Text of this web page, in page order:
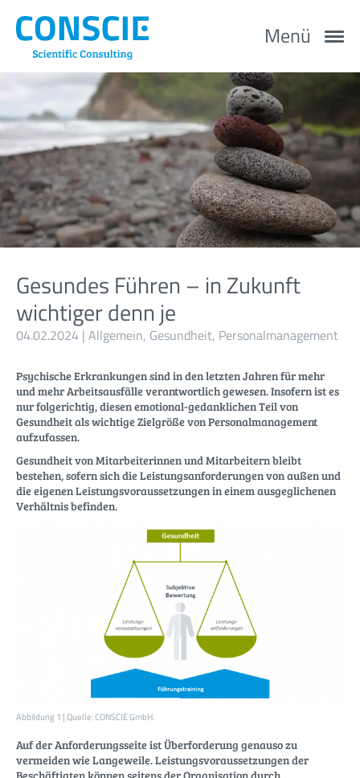
Menü
Gesundes Führen – in Zukunft
wichtiger denn je
04.02.2024 | Allgemein, Gesundheit, Personalmanagement
Psychische Erkrankungen sind in den letzten Jahren für mehr
und mehr Arbeitsausfälle verantwortlich gewesen. Insofern ist es
nur folgerichtig, diesen emotional-gedanklichen Teil von
Gesundheit als wichtige Zielgröße von Personalmanagement
aufzufassen.
Gesundheit von Mitarbeiterinnen und Mitarbeitern bleibt
bestehen, sofern sich die Leistungsanforderungen von außen und
die eigenen Leistungsvoraussetzungen in einem ausgeglichenen
Verhältnis befinden.
Abbildung 1 | Quelle: CONSCIE GmbH.
Auf der Anforderungsseite ist Überforderung genauso zu
vermeiden wie Langeweile. Leistungsvoraussetzungen der